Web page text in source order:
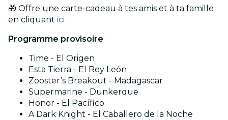
🎁 Offre une carte-cadeau à tes amis et à ta famille
en cliquant ici
Programme provisoire
Time - El Origen
Esta Tierra - El Rey León
Zooster’s Breakout - Madagascar
Supermarine - Dunkerque
Honor - El Pacífico
A Dark Knight - El Caballero de la Noche